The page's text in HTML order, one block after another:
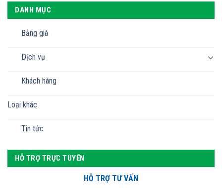
DANH MỤC
Bảng giá
Dịch vụ
Khách hàng
Loại khác
Tin tức
HỖ TRỢ TRỰC TUYẾN
HỖ TRỢ TƯ VẤN